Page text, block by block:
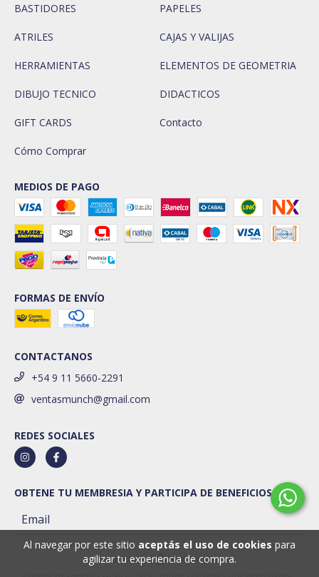
Al navegar por este sitio aceptás el uso de cookies para
agilizar tu experiencia de compra.
BASTIDORES PAPELES
ATRILES CAJAS Y VALIJAS
HERRAMIENTAS ELEMENTOS DE GEOMETRIA
DIBUJO TECNICO DIDACTICOS
GIFT CARDS Contacto
Cómo Comprar
MEDIOS DE PAGO
FORMAS DE ENVÍO
CONTACTANOS
+54 9 11 5660-2291
ventasmunch@gmail.com
REDES SOCIALES
OBTENE TU MEMBRESIA Y PARTICIPA DE BENEFICIOS